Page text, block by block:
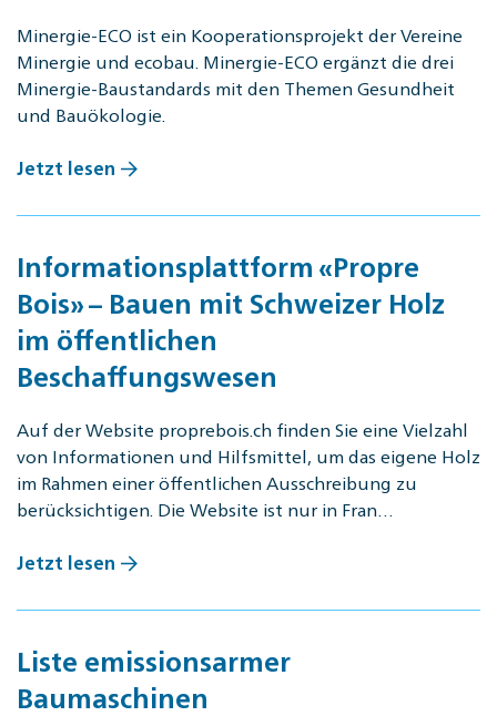
Minergie-ECO ist ein Kooperationsprojekt der Vereine
Minergie und ecobau. Minergie-ECO ergänzt die drei
Minergie-Baustandards mit den Themen Gesundheit
und Bauökologie.
Jetzt lesen
Informationsplattform «Propre
Bois» – Bauen mit Schweizer Holz
im öffentlichen
Beschaffungswesen
Auf der Website proprebois.ch finden Sie eine Vielzahl
von Informationen und Hilfsmittel, um das eigene Holz
im Rahmen einer öffentlichen Ausschreibung zu
berücksichtigen. Die Website ist nur in Fran…
Jetzt lesen
Liste emissionsarmer
Baumaschinen